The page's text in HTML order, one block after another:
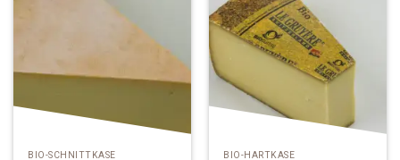
Add to
Wishlist
BIO-SCHNITTKÄSE
Wishlist
BIO-HARTKÄSE